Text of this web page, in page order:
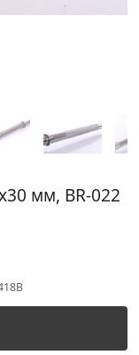
мм, BR-022